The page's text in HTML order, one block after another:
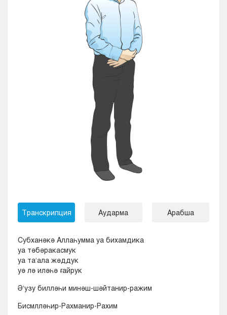
Транскрипция Аударма Арабша
Субханәкә Аллаһумма уа бихамдика
уа тәбәракасмук
уа та‘ала жәддук
уә лә иләһә ғайрук
Ә‘узу билләһи минәш-шәйтанир-ражим
Бисмлләһир-Рахманир-Рахим